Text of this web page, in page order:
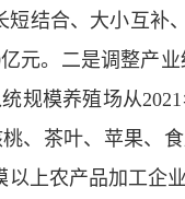
短结合、大小互补
元。二是调整产
规模养殖场从
、茶叶、苹果、
上农产品加工企